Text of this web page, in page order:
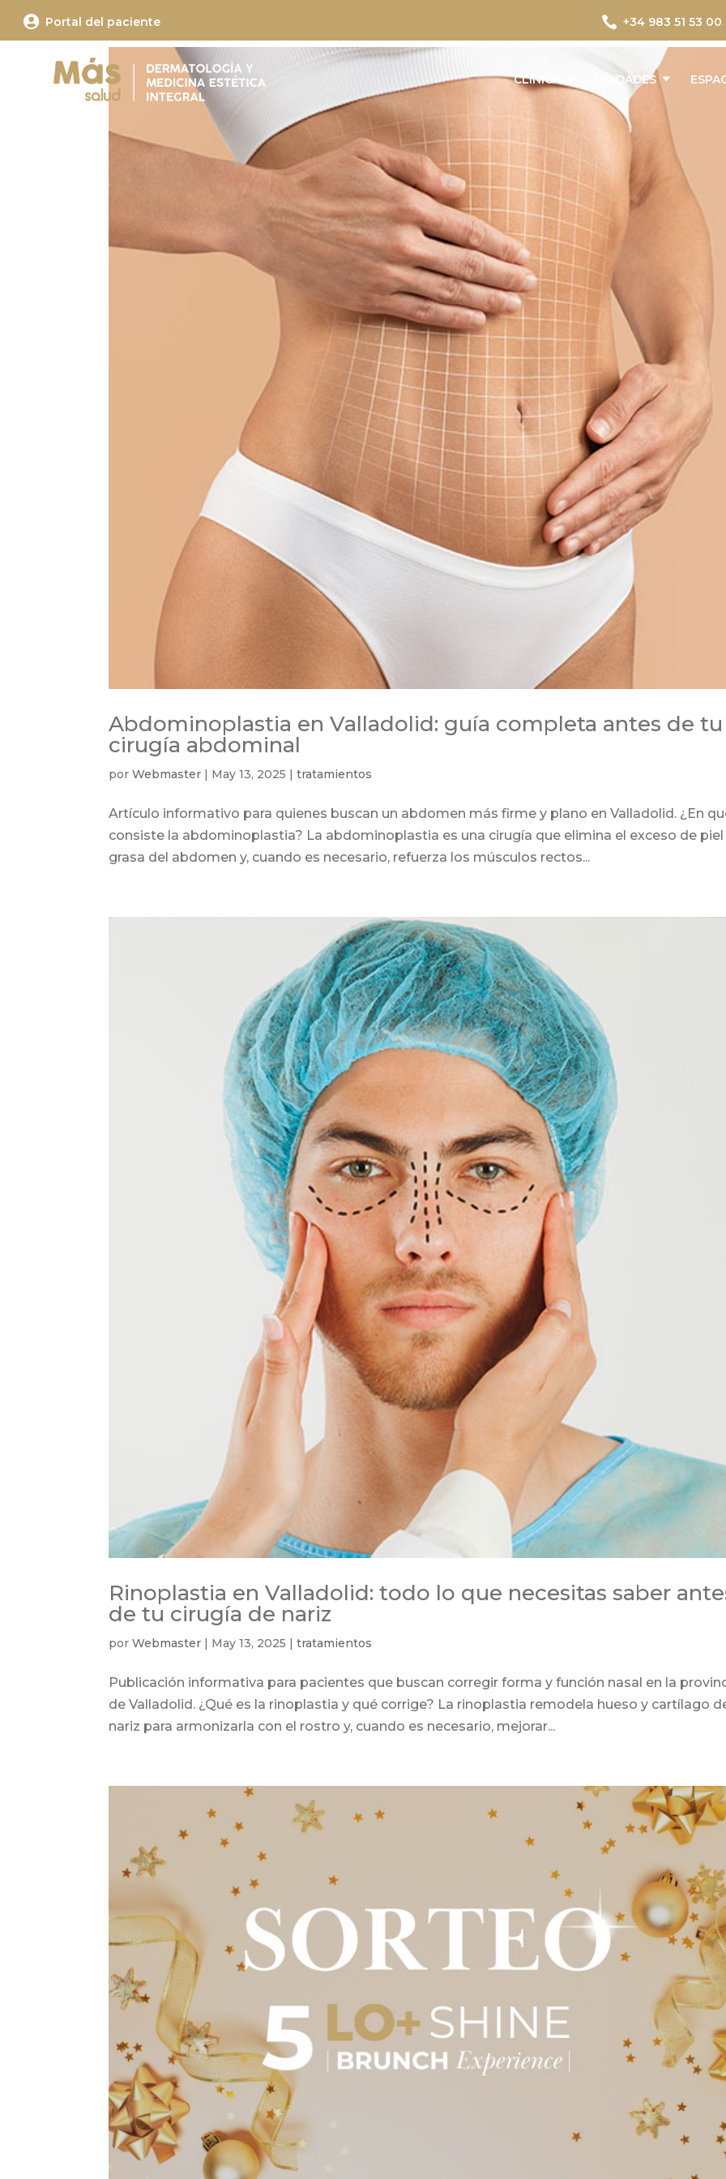
 Portal del paciente  +34 983 51 53 00
CLÍNICA UNIDADES
Abdominoplastia en Valladolid: guía completa antes de tu
cirugía abdominal
porWebmaster | May 13, 2025 |tratamientos
Artículo informativo para quienes buscan un abdomen más firme y plano en Valladolid. ¿En
consiste la abdominoplastia? La abdominoplastia es una cirugía que elimina el exceso de piel
grasa del abdomen y, cuando es necesario, refuerza los músculos rectos...
Rinoplastia en Valladolid: todo lo que necesitas saber
de tu cirugía de nariz
porWebmaster | May 13, 2025 |tratamientos
Publicación informativa para pacientes que buscan corregir forma y función nasal en la
de Valladolid. ¿Qué es la rinoplastia y qué corrige? La rinoplastia remodela hueso y cartílago
nariz para armonizarla con el rostro y, cuando es necesario, mejorar...